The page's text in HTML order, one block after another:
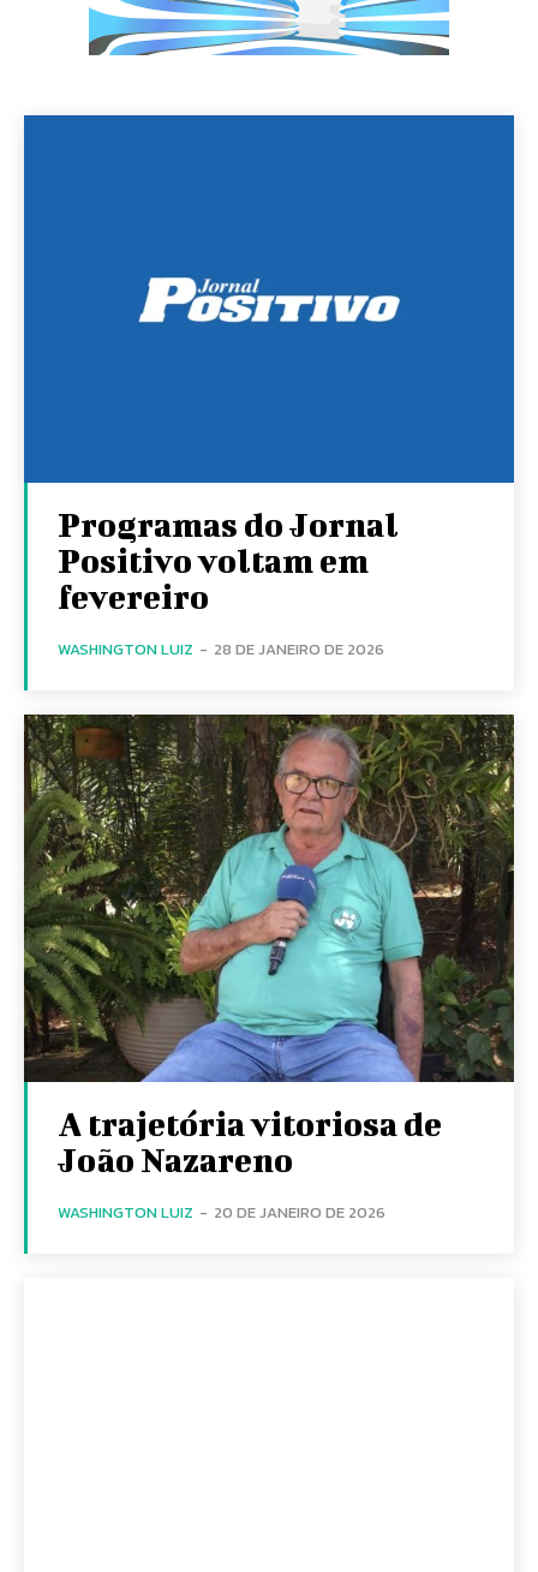
Programas do Jornal
Positivo voltam em
fevereiro
WASHINGTON LUIZ - 28 DE JANEIRO DE 2026
A trajetória vitoriosa de
João Nazareno
WASHINGTON LUIZ - 20 DE JANEIRO DE 2026